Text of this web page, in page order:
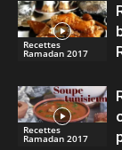
Recettes
Ramadan 2017
Recettes
Ramadan 2017